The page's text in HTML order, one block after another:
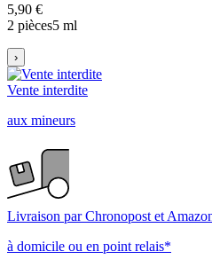
5,90 €
2 pièces5 ml
›
Vente interdite
aux mineurs
Livraison par Chronopost et
à domicile ou en point relais*